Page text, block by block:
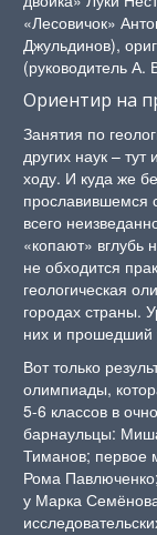
«Лесовичок»
Джульдинов),
(руководитель А.
Ориентир на
Занятия по
других наук –
ходу. И куда же
прославившемся
всего
«копают» вглубь
не обходится
геологическая
городах страны.
них и прошедший
Вот только
олимпиады,
5-6 классов в
барнаульцы:
Тиманов; первое
Рома
у Марка